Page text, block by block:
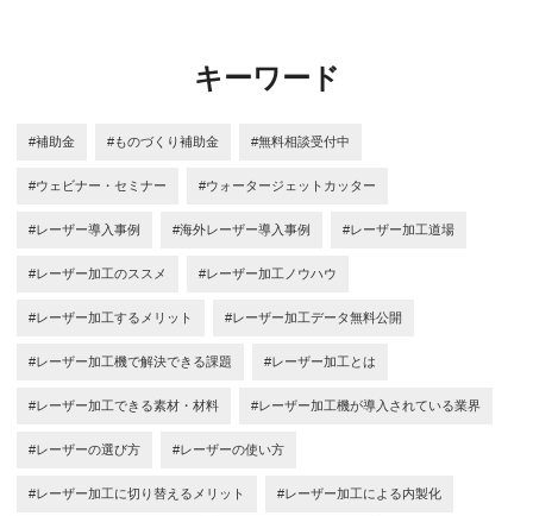
キーワード
#補助金 #ものづくり補助金 #無料相談受付中
#ウェビナー・セミナー #ウォータージェットカッター
#レーザー導入事例 #海外レーザー導入事例 #レーザー加工道場
#レーザー加工のススメ #レーザー加工ノウハウ
#レーザー加工するメリット #レーザー加工データ無料公開
#レーザー加工機で解決できる課題 #レーザー加工とは
#レーザー加工できる素材・材料 #レーザー加工機が導入されている業界
#レーザーの選び方 #レーザーの使い方
#レーザー加工に切り替えるメリット #レーザー加工による内製化